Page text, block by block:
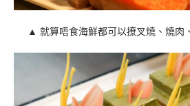
▲ 就算唔食海鮮都可以撩叉燒、燒肉